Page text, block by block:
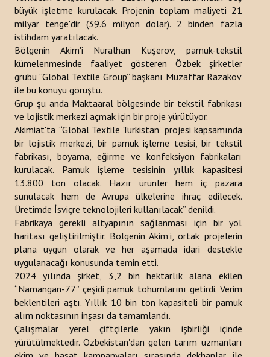
Türkmenistan
Özbekistan
Azerbaycan
YAYINLAR
Bültenler
Raporlar
Duyurular
Kitaplar
Türk Dünyası Stratejik Araştırmalar Merkezi Analizi
PROJELER
İLETIŞIM
arama...
büyük işletme kurulacak. Projenin toplam maliyeti 21
milyar tenge'dir (39.6 milyon dolar). 2 binden fazla
istihdam yaratılacak.
Bölgenin Akim'i Nuralhan Kuşerov, pamuk-tekstil
kümelenmesinde faaliyet gösteren Özbek şirketler
grubu “Global Textile Group” başkanı Muzaffar Razakov
ile bu konuyu görüştü.
Grup şu anda Maktaaral bölgesinde bir tekstil fabrikası
ve lojistik merkezi açmak için bir proje yürütüyor.
Akimiat'ta '“Global Textile Turkistan” projesi kapsamında
bir lojistik merkezi, bir pamuk işleme tesisi, bir tekstil
fabrikası, boyama, eğirme ve konfeksiyon fabrikaları
kurulacak. Pamuk işleme tesisinin yıllık kapasitesi
13.800 ton olacak. Hazır ürünler hem iç pazara
sunulacak hem de Avrupa ülkelerine ihraç edilecek.
Üretimde İsviçre teknolojileri kullanılacak” denildi.
Fabrikaya gerekli altyapının sağlanması için bir yol
haritası geliştirilmiştir. Bölgenin Akim'i, ortak projelerin
plana uygun olarak ve her aşamada idari destekle
uygulanacağı konusunda temin etti.
2024 yılında şirket, 3,2 bin hektarlık alana ekilen
“Namangan-77” çeşidi pamuk tohumlarını getirdi. Verim
beklentileri aştı. Yıllık 10 bin ton kapasiteli bir pamuk
alım noktasının inşası da tamamlandı.
Çalışmalar yerel çiftçilerle yakın işbirliği içinde
yürütülmektedir. Özbekistan'dan gelen tarım uzmanları